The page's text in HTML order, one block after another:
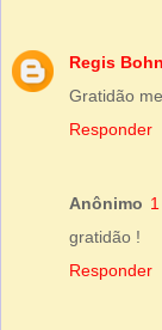
Regis Bohn
Gratidão
Responder
Anônimo
gratidão !
Responder